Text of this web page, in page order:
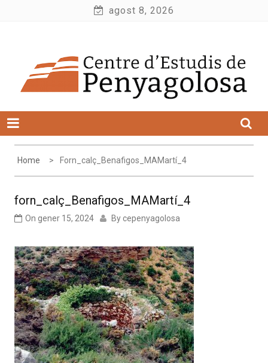
agost 8, 2026
Home Forn_calç_Benafigos_MAMartí_4
forn_calç_Benafigos_MAMartí_4
On gener 15, 2024 By cepenyagolosa